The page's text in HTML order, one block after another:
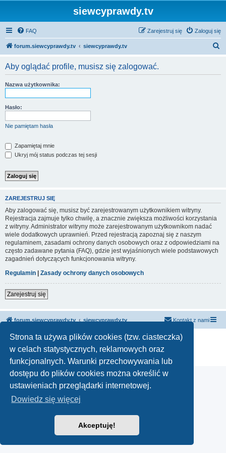
Strona ta używa plików cookies (tzw. ciasteczka)
w celach statystycznych, reklamowych oraz
funkcjonalnych. Warunki przechowywania lub
dostępu do plików cookies można określić w
ustawieniach przeglądarki internetowej.
Dowiedz się więcej
Akceptuję!
siewcyprawdy.tv
FAQ Zaloguj się
Zarejestruj się
forum.siewcyprawdy.tv siewcyprawdy.tv
Aby oglądać profile, musisz się zalogować.
Nazwa użytkownika:
Hasło:
Nie pamiętam hasła
Zapamiętaj mnie
Ukryj mój status podczas tej sesji
ZAREJESTRUJ SIĘ
Aby zalogować się, musisz być zarejestrowanym użytkownikiem witryny.
Rejestracja zajmuje tylko chwilę, a znacznie zwiększa możliwości korzystania
z witryny. Administrator witryny może zarejestrowanym użytkownikom nadać
wiele dodatkowych uprawnień. Przed rejestracją zapoznaj się z naszym
regulaminem, zasadami ochrony danych osobowych oraz z odpowiedziami na
często zadawane pytania (FAQ), gdzie jest wyjaśnionych wiele podstawowych
zagadnień dotyczących funkcjonowania witryny.
Regulamin | Zasady ochrony danych osobowych
Zarejestruj się
forum.siewcyprawdy.tv siewcyprawdy.tv Kontakt z nami
Technologię dostarczaphpBB® Forum Software © phpBB Limited
Polski pakiet językowy dostarczaphpBB.pl